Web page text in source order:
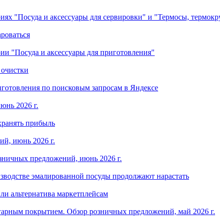
"Посуда и аксессуары для сервировки" и "Термосы,
"Посуда и аксессуары для приготовления"
по поисковым запросам в Яндексе
2026 г.
прибыль
июнь 2026 г.
предложений, июнь 2026 г.
эмалированной посуды продолжают нарастать
альтернатива маркетплейсам
покрытием. Обзор розничных предложений, май 2026 г.